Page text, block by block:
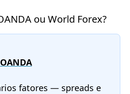
ou World Forex?
OANDA
fatores — spreads e